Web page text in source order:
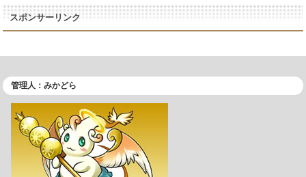
スポンサーリンク
管理人：みかどら